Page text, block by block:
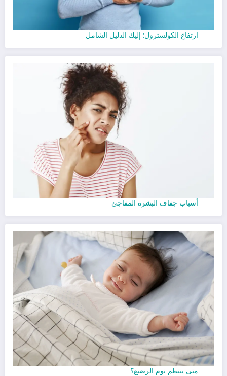
ارتفاع الكولسترول: إليك الدليل الشامل
أسباب جفاف البشرة المفاجئ
متى ينتظم نوم الرضيع؟